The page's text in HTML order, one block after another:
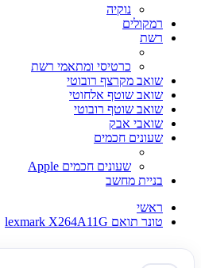
נוקיה
רמקולים
רשת
כרטיסי ומתאמי רשת
שואב מקרצף רובוטי
שואב שוטף אלחוטי
שואב שוטף רובוטי
שואבי אבק
שעונים חכמים
שעונים חכמים Apple
בניית מחשב
ראשי
טונר תואם lexmark X264A11G